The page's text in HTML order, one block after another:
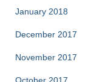
January 2018
December 2017
November 2017
October 2017